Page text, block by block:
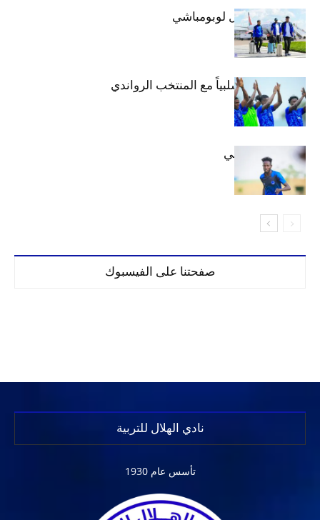
بعثة الهلال تصل لوبومباشي
الهلال يتعادل سلبياً مع المنتخب الرواندي
إعدادياً
كنن يصل كيجالي
صفحتنا على الفيسبوك
نادي الهلال للتربية
تأسس عام 1930